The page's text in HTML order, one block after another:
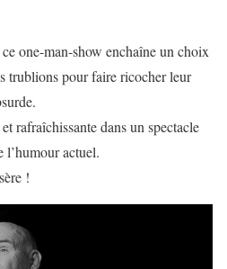
one-man-show enchaîne un choix
trublions pour faire ricocher leur
rafraîchissante dans un spectacle
l’humour actuel.
!